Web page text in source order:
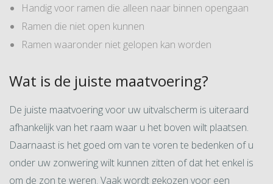
Handig voor ramen die alleen naar binnen opengaan
Ramen die niet open kunnen
Ramen waaronder niet gelopen kan worden
Wat is de juiste maatvoering?
De juiste maatvoering voor uw uitvalscherm is uiteraard
afhankelijk van het raam waar u het boven wilt plaatsen.
Daarnaast is het goed om van te voren te bedenken of u
onder uw zonwering wilt kunnen zitten of dat het enkel is
om de zon te weren. Vaak wordt gekozen voor een